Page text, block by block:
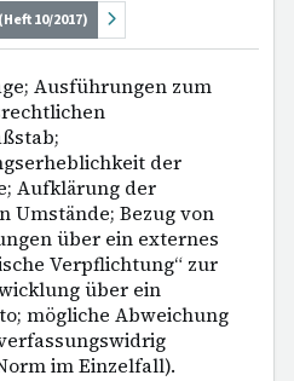
10/2017)
Ausführungen zum
der
Aufklärung der
Umstände; Bezug von
über ein externes
Verpflichtung“ zur
über ein
mögliche Abweichung
im Einzelfall).